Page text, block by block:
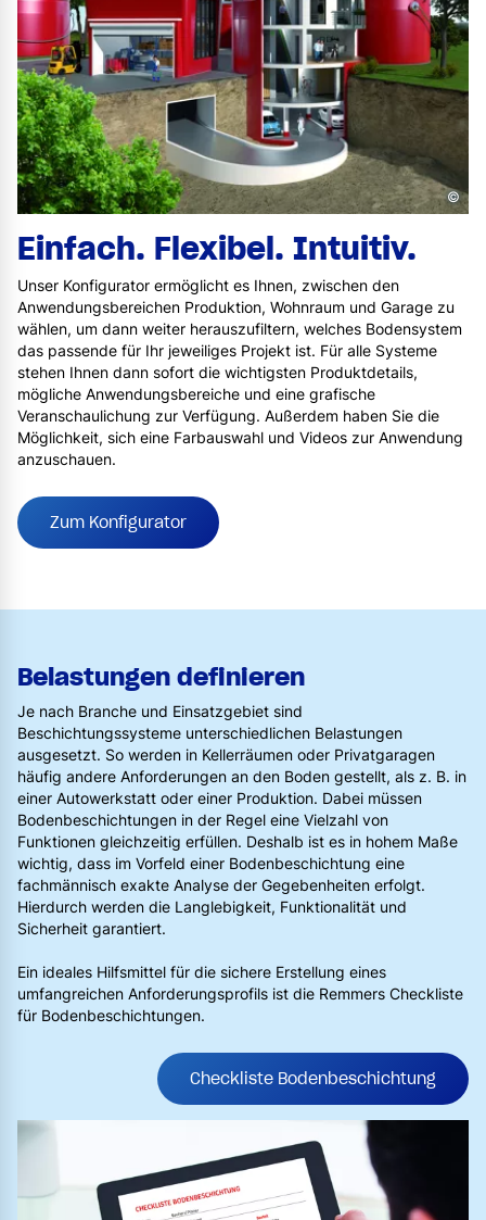
Einfach. Flexibel. Intuitiv.
Unser Konfigurator ermöglicht es Ihnen, zwischen den
Anwendungsbereichen Produktion, Wohnraum und Garage zu
wählen, um dann weiter herauszufiltern, welches Bodensystem
das passende für Ihr jeweiliges Projekt ist. Für alle Systeme
stehen Ihnen dann sofort die wichtigsten Produktdetails,
mögliche Anwendungsbereiche und eine grafische
Veranschaulichung zur Verfügung. Außerdem haben Sie die
Möglichkeit, sich eine Farbauswahl und Videos zur Anwendung
anzuschauen.
Zum Konfigurator
©
Belastungen definieren
Je nach Branche und Einsatzgebiet sind
Beschichtungssysteme unterschiedlichen Belastungen
ausgesetzt. So werden in Kellerräumen oder Privatgaragen
häufig andere Anforderungen an den Boden gestellt, als z. B. in
einer Autowerkstatt oder einer Produktion. Dabei müssen
Bodenbeschichtungen in der Regel eine Vielzahl von
Funktionen gleichzeitig erfüllen. Deshalb ist es in hohem Maße
wichtig, dass im Vorfeld einer Bodenbeschichtung eine
fachmännisch exakte Analyse der Gegebenheiten erfolgt.
Hierdurch werden die Langlebigkeit, Funktionalität und
Sicherheit garantiert.
Ein ideales Hilfsmittel für die sichere Erstellung eines
umfangreichen Anforderungsprofils ist die Remmers Checkliste
für Bodenbeschichtungen.
Checkliste Bodenbeschichtung